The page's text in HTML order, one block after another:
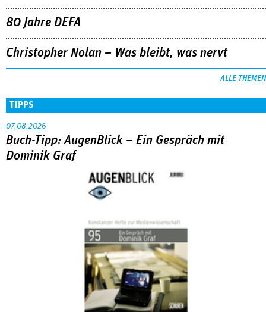
80 Jahre DEFA
Christopher Nolan – Was bleibt, was nervt
ALLE THEMEN
TIPPS
07.08.2026
Buch-Tipp: AugenBlick – Ein Gespräch mit
Dominik Graf